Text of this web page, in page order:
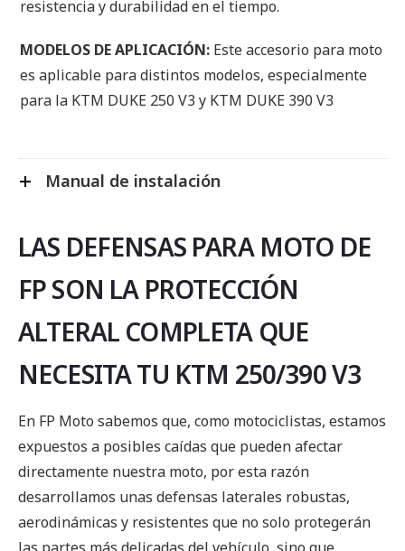
resistencia y durabilidad en el tiempo.
MODELOS DE APLICACIÓN: Este accesorio para moto
es aplicable para distintos modelos, especialmente
para la KTM DUKE 250 V3 y KTM DUKE 390 V3
Manual de instalación
LAS DEFENSAS PARA MOTO DE
FP SON LA PROTECCIÓN
ALTERAL COMPLETA QUE
NECESITA TU KTM 250/390 V3
En FP Moto sabemos que, como motociclistas, estamos
expuestos a posibles caídas que pueden afectar
directamente nuestra moto, por esta razón
desarrollamos unas defensas laterales robustas,
aerodinámicas y resistentes que no solo protegerán